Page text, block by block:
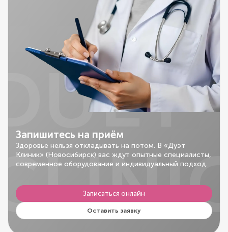
Запишитесь на приём
Здоровье нельзя откладывать на потом. В «Дуэт
Клиник» (Новосибирск) вас ждут опытные специалисты,
современное оборудование и индивидуальный подход.
Записаться онлайн
Оставить заявку